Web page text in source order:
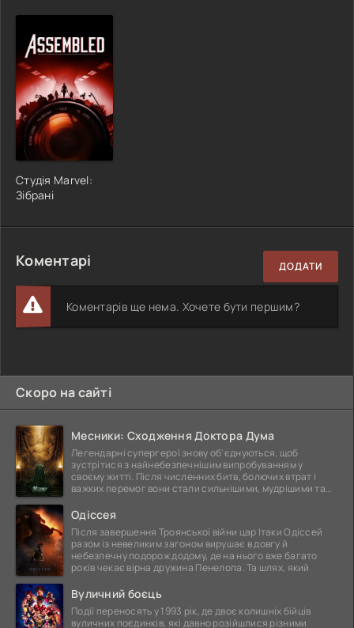
Студія Marvel:
Зібрані
Коментарі ДОДАТИ
Коментарів ще нема. Хочете бути першим?
Скоро на сайті
Месники: Сходження Доктора Дума
Легендарні супергерої знову об'єднуються, щоб
зустрітися з найнебезпечнішим випробуванням у
своєму житті. Після численних битв, болючих втрат і
важких перемог вони стали сильнішими, мудрішими та
Одіссея
Після завершення Троянської війни цар Ітаки Одіссей
разом із невеликим загоном вирушає в довгу й
небезпечну подорож додому, де на нього вже багато
років чекає вірна дружина Пенелопа. Та шлях, який
Вуличний боєць
Події переносять у 1993 рік, де двоє колишніх бійців
вуличних поєдинків, які давно розійшлися різними